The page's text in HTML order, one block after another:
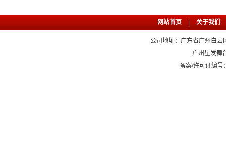
网站首页 关于我们
公司地址：广东省广州白
广州星发舞
备案/许可证编号